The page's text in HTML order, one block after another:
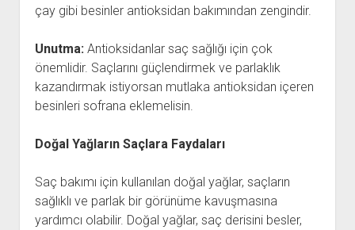
çay gibi besinler antioksidan bakımından zengindir.
Unutma: Antioksidanlar saç sağlığı için çok
önemlidir. Saçlarını güçlendirmek ve parlaklık
kazandırmak istiyorsan mutlaka antioksidan içeren
besinleri sofrana eklemelisin.
Doğal Yağların Saçlara Faydaları
Saç bakımı için kullanılan doğal yağlar, saçların
sağlıklı ve parlak bir görünüme kavuşmasına
yardımcı olabilir. Doğal yağlar, saç derisini besler,